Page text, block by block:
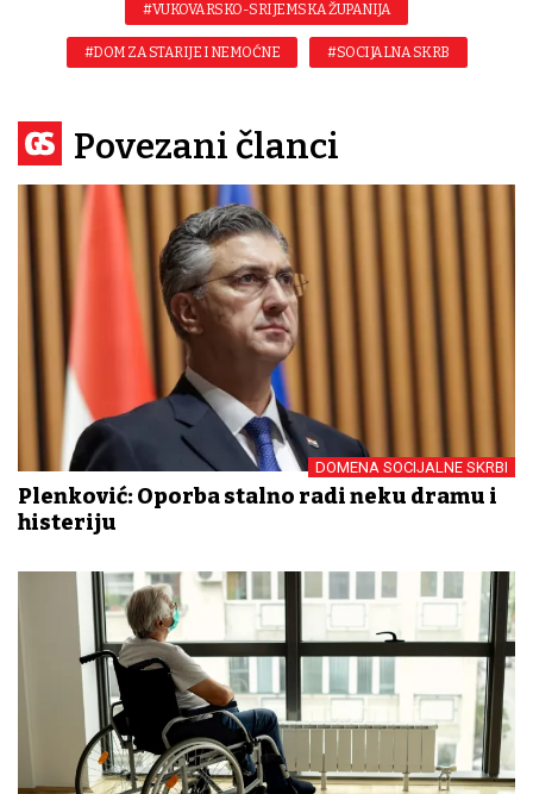
#VUKOVARSKO-SRIJEMSKA ŽUPANIJA
#DOM ZA STARIJE I NEMOĆNE #SOCIJALNA SKRB
Povezani članci
DOMENA SOCIJALNE SKRBI
Plenković: Oporba stalno radi neku dramu i
histeriju